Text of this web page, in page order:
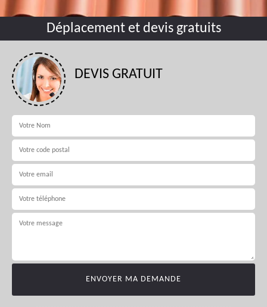
Déplacement et devis gratuits
DEVIS GRATUIT